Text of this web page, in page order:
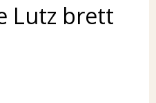
Lutz brett